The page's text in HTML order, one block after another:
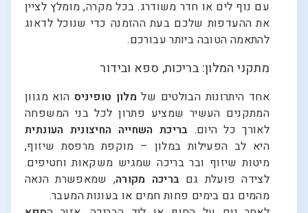
עם נוף לים או חדר משודרג. בכל מקרה, מומלץ לציין
את ההעדפות שלכם בעת ההזמנה כדי שנוכל לדאוג
להתאמה הטובה ביותר עבורכם.
מתקני המלון: בריכות, ספא ובידור
אחד היתרונות הבולטים של מלון טופיניס הוא מגוון
המתקנים העשיר שמציע פתרון לכל בני המשפחה
לאורך כל היום. בריכת השחייה החיצונית העונתית
היא לב הפעילות במלון – מוקפת מרפסת שיזוף,
מיטות שיזוף ובר בריכה שמגיש משקאות וחטיפים.
לצידה פועלת גם בריכה מקורה, שמאפשרת הנאה
מהמים גם בימים פחות חמים או בעונות המעבר.